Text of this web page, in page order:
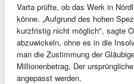
Varta prüfte, ob das Werk in
könne. „Aufgrund des hohen
kurzfristig nicht möglich", sagte
abzuwickeln, ohne es in die
man die Zustimmung der
Millionenbetrag. Der
angepasst werden.